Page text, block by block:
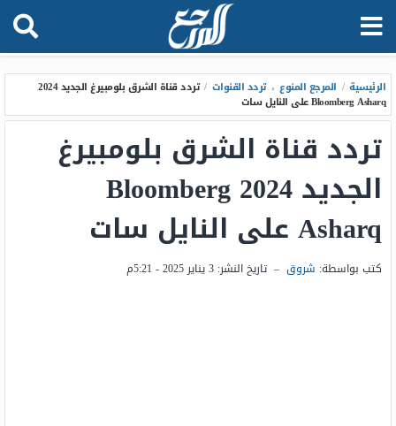
الرئيسية / المرجع المنوع ، تردد القنوات /
تردد قناة الشرق بلومبيرغ الجديد 2024
Bloomberg Asharq على النايل سات
تردد قناة الشرق بلومبيرغ
الجديد 2024 Bloomberg
Asharq على النايل سات
كتب بواسطة: شروق – تاريخ النشر: 3 يناير 2025 - 5:21م